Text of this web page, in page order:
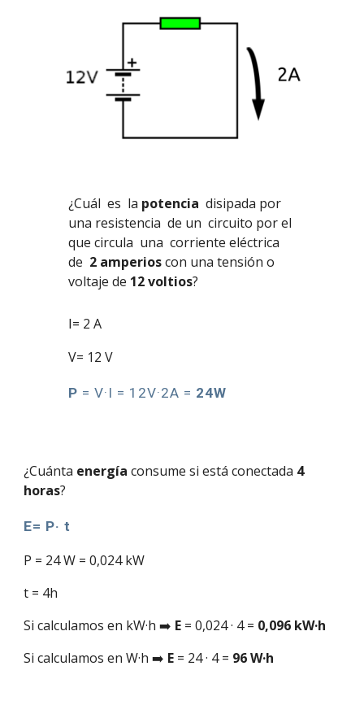
¿Cuál es la potencia disipada por
una resistencia de un circuito por el
que circula una corriente eléctrica
de 2 amperioscon una tensión o
voltaje de 12 voltios?
I= 2 A
V= 12 V
P = V·I = 12V·2A = 24W
¿Cuánta energía consume si está conectada 4
horas?
E= P· t
P = 24 W = 0,024 kW
t = 4h
Si calculamos en kW·h ➡️ E = 0,024 · 4 = 0,096 kW·h
Si calculamos en W·h ➡️ E = 24 · 4 = 96 W·h